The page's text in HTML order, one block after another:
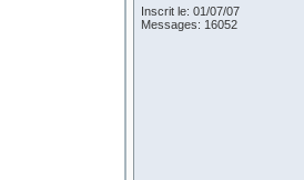
Inscrit le: 01/07/07
Messages: 16052